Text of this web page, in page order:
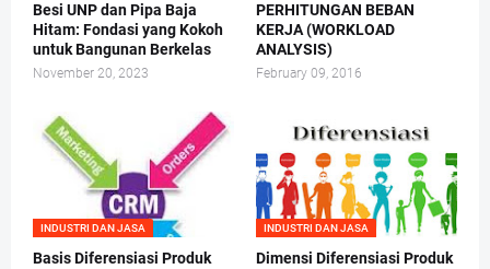
Besi UNP dan Pipa Baja
Hitam: Fondasi yang Kokoh
untuk Bangunan Berkelas
November 20, 2023
PERHITUNGAN BEBAN
KERJA (WORKLOAD
ANALYSIS)
February 09, 2016
INDUSTRI DAN JASA
Basis Diferensiasi Produk
INDUSTRI DAN JASA
Dimensi Diferensiasi Produk